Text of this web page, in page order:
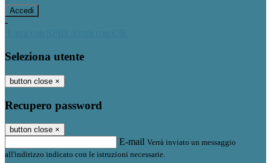
-
Seleziona utente
button close ×
Recupero password
button close ×
E-mail Verrà inviato un messaggio
all'indirizzo indicato con le istruzioni necessarie.